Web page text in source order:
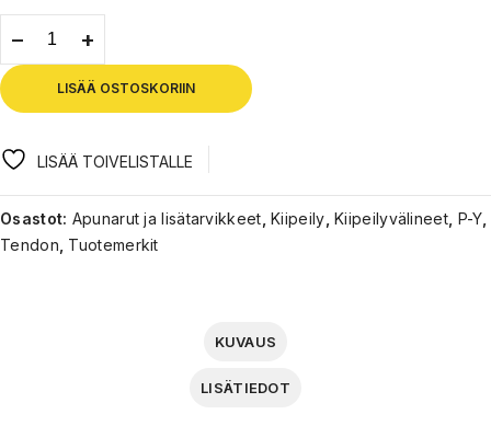
LISÄÄ OSTOSKORIIN
LISÄÄ TOIVELISTALLE
Osastot: Apunarut ja lisätarvikkeet, Kiipeily, Kiipeilyvälineet, P-Y,
Tendon, Tuotemerkit
KUVAUS
LISÄTIEDOT